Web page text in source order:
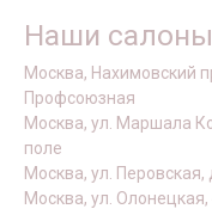
Наши салоны
Москва, Нахимовский
Профсоюзная
Москва, ул. Маршала
поле
Москва, ул.
Москва, ул.